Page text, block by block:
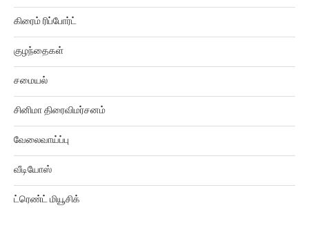
கிரைம் ரிப்போர்ட்
குழந்தைகள்
சமையல்
சினிமா திரைவிமர்சனம்
வேலைவாய்ப்பு
வீடியோஸ்
ட்ரெண்ட் மியூசிக்